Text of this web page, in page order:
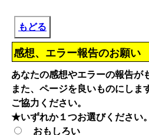
もどる
感想、エラー報告のお願い
あなたの感想やエラーの報告が
また、ページを良いものにしま
ご協力ください。
★いずれか１つお選びください。
おもしろい